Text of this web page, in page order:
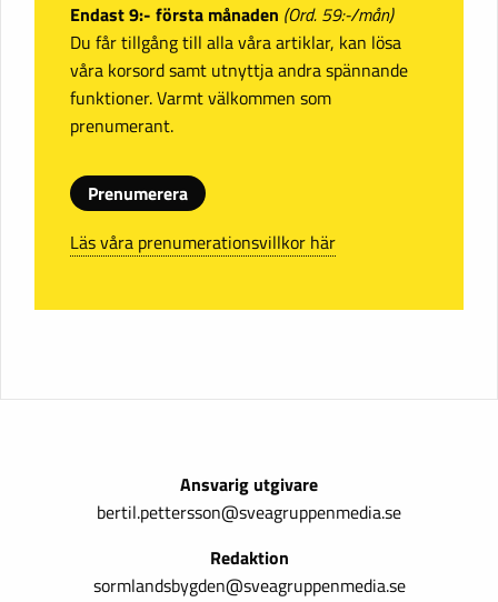
Endast 9:- första månaden (Ord. 59:-/mån)
Du får tillgång till alla våra artiklar, kan lösa
våra korsord samt utnyttja andra spännande
funktioner. Varmt välkommen som
prenumerant.
Prenumerera
Läs våra prenumerationsvillkor här
Ansvarig utgivare
bertil.pettersson@sveagruppenmedia.se
Redaktion
sormlandsbygden@sveagruppenmedia.se